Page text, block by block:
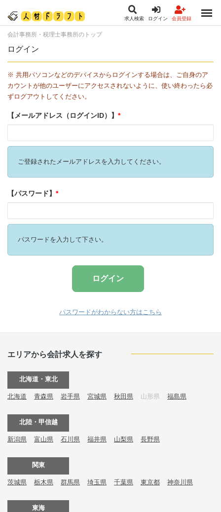
メインコンテンツに移動
求人検索 ログイン 会員登録
会計事務所・税理士事務所のトップ
ログイン
※ 共用パソコンなどのデバイスからログインする場合は、ご自身のア
カウントが他のユーザーにアクセスされないように、使い終わったら必
ずログアウトしてください。
【メールアドレス（ログインID）】 *
ご登録されたメールアドレスを入力してください。
【パスワード】 *
パスワードを入力して下さい。
パスワードがわからない方はこちら
エリアから会計求人を探す
北海道・東北
北海道 青森県 岩手県 宮城県 秋田県 山形県 福島県
北陸・甲信越
新潟県 富山県 石川県 福井県 山梨県 長野県
関東
茨城県 栃木県 群馬県 埼玉県 千葉県 東京都 神奈川県
東海